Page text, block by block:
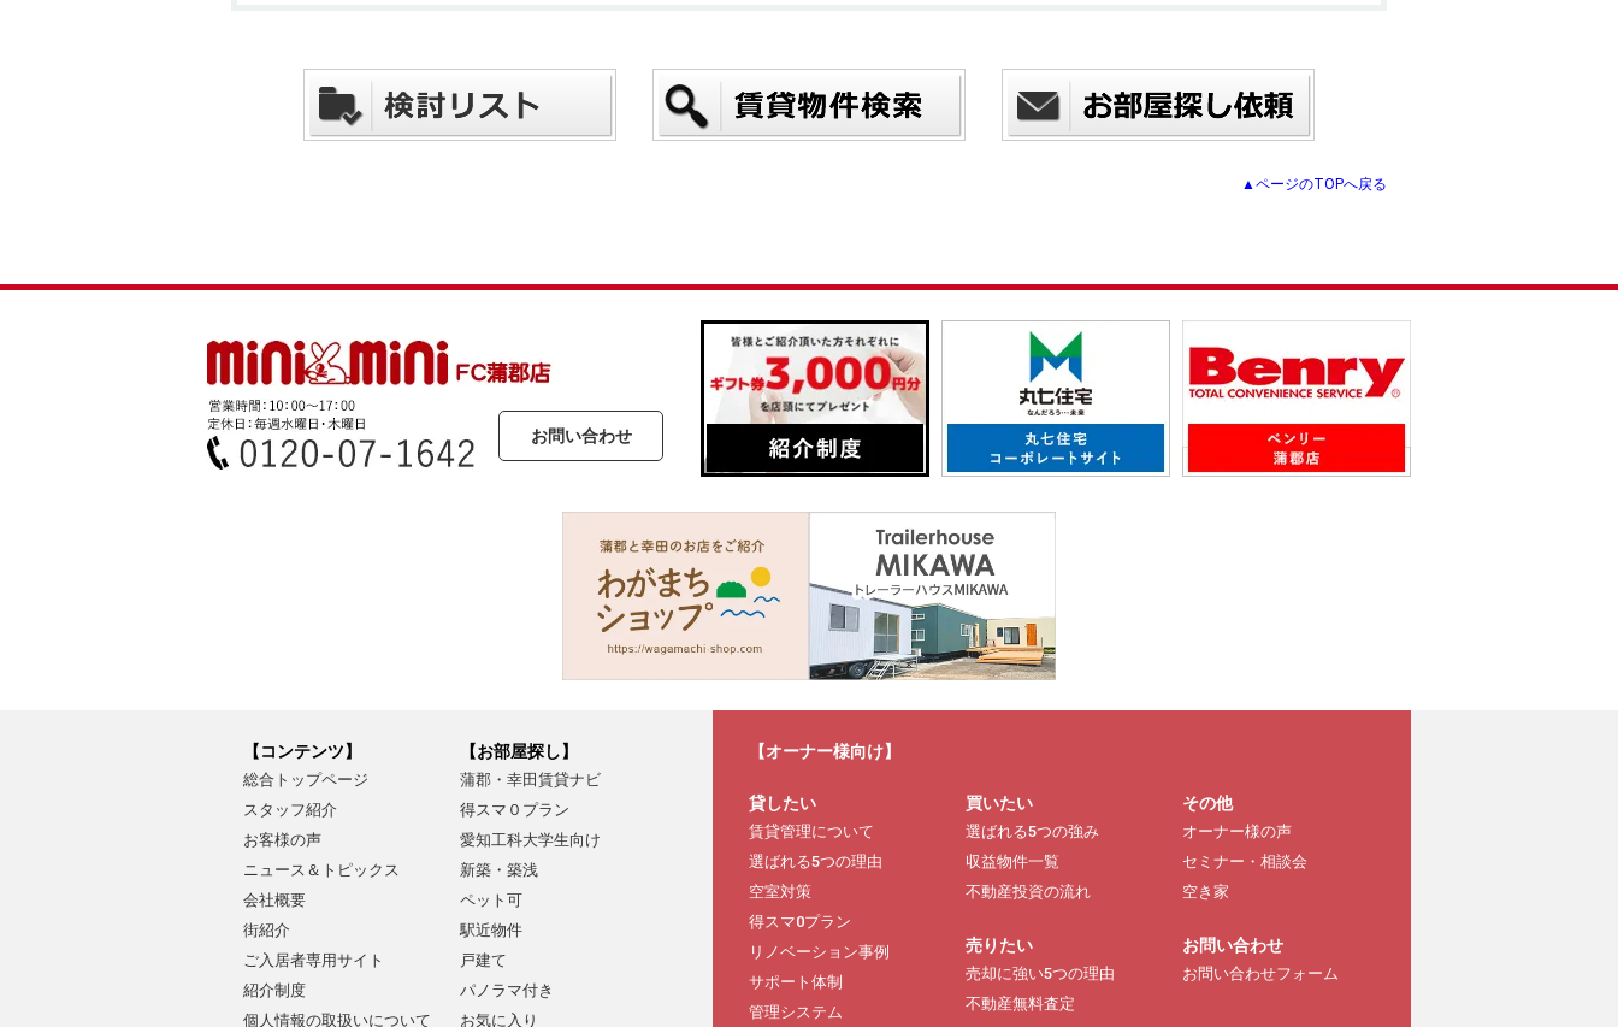
▲ページのTOPへ戻る
お問い合わせ
【コンテンツ】
総合トップページ
スタッフ紹介
お客様の声
ニュース＆トピックス
会社概要
街紹介
ご入居者専用サイト
紹介制度
個人情報の取扱いについて
【お部屋探し】
蒲郡・幸田賃貸ナビ
得スマ０プラン
愛知工科大学生向け
新築・築浅
ペット可
駅近物件
戸建て
パノラマ付き
お気に入り
【オーナー様向け】
貸したい
賃貸管理について
選ばれる5つの理由
空室対策
得スマ0プラン
リノベーション事例
サポート体制
管理システム
買いたい
選ばれる5つの強み
収益物件一覧
不動産投資の流れ
売りたい
売却に強い5つの理由
不動産無料査定
その他
オーナー様の声
セミナー・相談会
空き家
お問い合わせ
お問い合わせフォーム